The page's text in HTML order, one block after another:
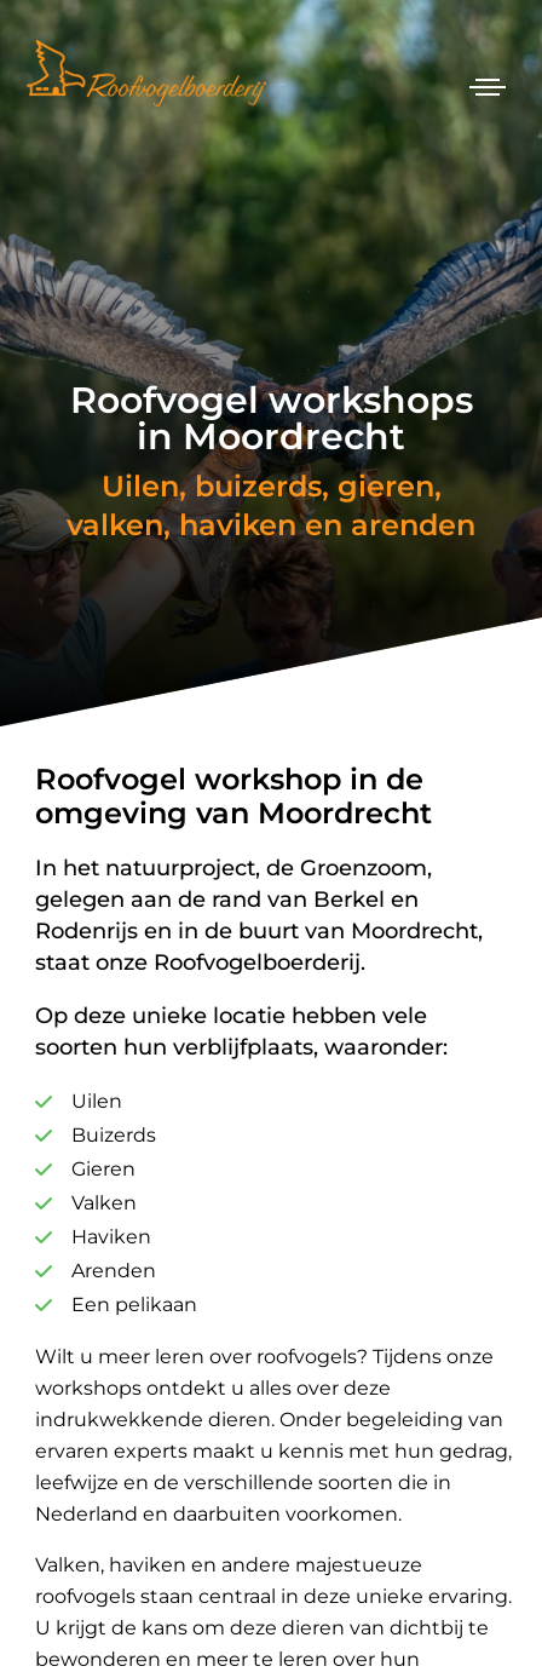
Roofvogel workshops
in Moordrecht
Uilen, buizerds, gieren,
valken, haviken en arenden
Roofvogel workshop in de
omgeving van Moordrecht
In het natuurproject, de Groenzoom,
gelegen aan de rand van Berkel en
Rodenrijs en in de buurt van Moordrecht,
staat onze Roofvogelboerderij.
Op deze unieke locatie hebben vele
soorten hun verblijfplaats, waaronder:
Uilen
Buizerds
Gieren
Valken
Haviken
Arenden
Een pelikaan
Wilt u meer leren over roofvogels? Tijdens onze
workshops ontdekt u alles over deze
indrukwekkende dieren. Onder begeleiding van
ervaren experts maakt u kennis met hun gedrag,
leefwijze en de verschillende soorten die in
Nederland en daarbuiten voorkomen.
Valken, haviken en andere majestueuze
roofvogels staan centraal in deze unieke ervaring.
U krijgt de kans om deze dieren van dichtbij te
bewonderen en meer te leren over hun